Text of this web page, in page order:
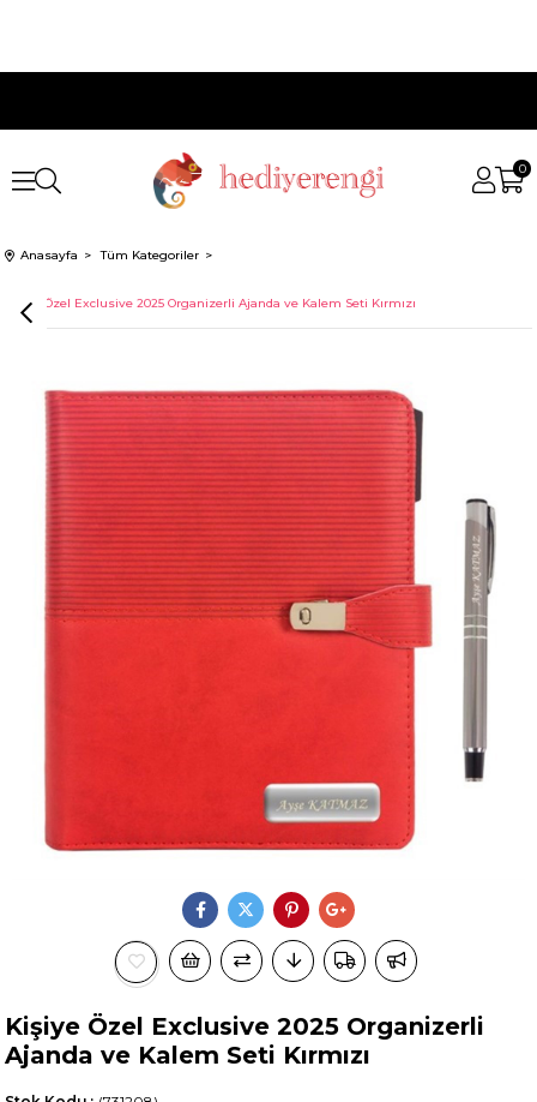
0
Anasayfa Tüm Kategoriler
Kişiye Özel Exclusive 2025 Organizerli Ajanda ve Kalem Seti Kırmızı
Kişiye Özel Exclusive 2025 Organizerli
Ajanda ve Kalem Seti Kırmızı